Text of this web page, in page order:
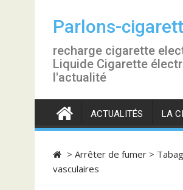
Parlons-
recharge cigarette
Liquide Cigarette
l'actualité
ACTUALITÉS LA
> Arrêter de fumer >
vasculaires